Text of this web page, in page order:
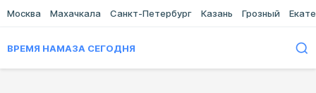
Москва Махачкала Санкт-Петербург Казань Грозный
ВРЕМЯ НАМАЗА СЕГОДНЯ